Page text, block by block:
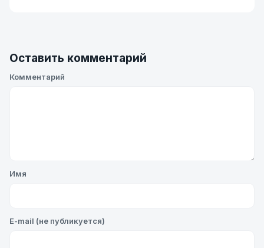
Оставить комментарий
Комментарий
Имя
E-mail (не публикуется)